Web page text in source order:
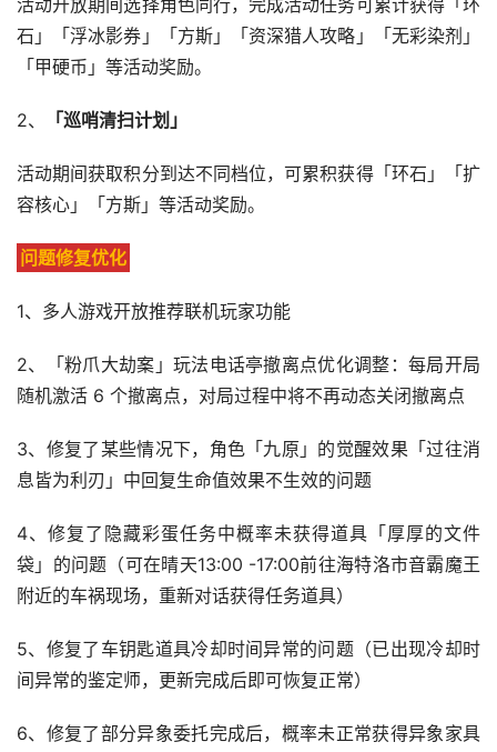
活动开放期间选择角色同行，完成活动任务可累计获得「环
石」「浮冰影券」「方斯」「资深猎人攻略」「无彩染剂」
「甲硬币」等活动奖励。
2、 「巡哨清扫计划」
活动期间获取积分到达不同档位，可累积获得「环石」「扩
容核心」「方斯」等活动奖励。
问题修复优化
1、多人游戏开放推荐联机玩家功能
2、「粉爪大劫案」玩法电话亭撤离点优化调整：每局开局
随机激活 6 个撤离点，对局过程中将不再动态关闭撤离点
3、修复了某些情况下，角色「九原」的觉醒效果「过往消
息皆为利刃」中回复生命值效果不生效的问题
4、修复了隐藏彩蛋任务中概率未获得道具「厚厚的文件
袋」的问题（可在晴天13:00 -17:00前往海特洛市音霸魔王
附近的车祸现场，重新对话获得任务道具）
5、修复了车钥匙道具冷却时间异常的问题（已出现冷却时
间异常的鉴定师，更新完成后即可恢复正常）
6、修复了部分异象委托完成后，概率未正常获得异象家具